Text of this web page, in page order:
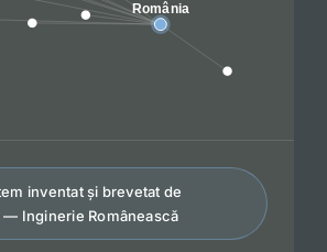
România
inventat și brevetat de
— Inginerie Românească